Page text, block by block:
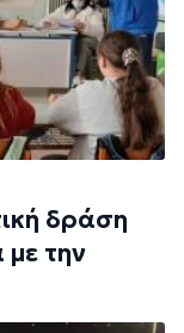
δράση
με την